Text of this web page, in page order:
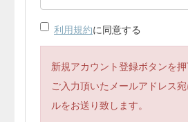
利用規約に同意する
新規アカウント登録ボタンを押
ご入力頂いたメールアドレス
ルをお送り致します。